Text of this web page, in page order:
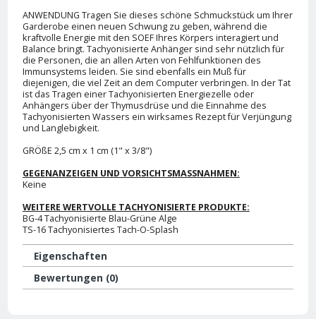
ANWENDUNG Tragen Sie dieses schöne Schmuckstück um Ihrer
Garderobe einen neuen Schwung zu geben, während die
kraftvolle Energie mit den SOEF Ihres Körpers interagiert und
Balance bringt. Tachyonisierte Anhänger sind sehr nützlich für
die Personen, die an allen Arten von Fehlfunktionen des
Immunsystems leiden. Sie sind ebenfalls ein Muß für
diejenigen, die viel Zeit an dem Computer verbringen. In der Tat
ist das Tragen einer Tachyonisierten Energiezelle oder
Anhängers über der Thymusdrüse und die Einnahme des
Tachyonisierten Wassers ein wirksames Rezept für Verjüngung
und Langlebigkeit.
GRÖßE 2,5 cm x 1 cm (1" x 3/8")
GEGENANZEIGEN UND VORSICHTSMASSNAHMEN:
Keine
WEITERE WERTVOLLE TACHYONISIERTE PRODUKTE:
BG-4 Tachyonisierte Blau-Grüne Alge
TS-16 Tachyonisiertes Tach-O-Splash
Eigenschaften
Bewertungen (0)